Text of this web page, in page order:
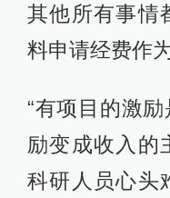
其他所有事情
料申请经费作
“有项目的激
励变成收入的
科研人员心头